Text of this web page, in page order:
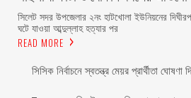
সিলেট সদর উপজেলার ২নং হাটখোলা ইউনিয়নের
ঘটে যাওয়া আব্দুল্লাহ হত্যার পর
READ MORE
সিসিক নির্বাচনে স্বতন্ত্র মেয়র প্রার্থীতা